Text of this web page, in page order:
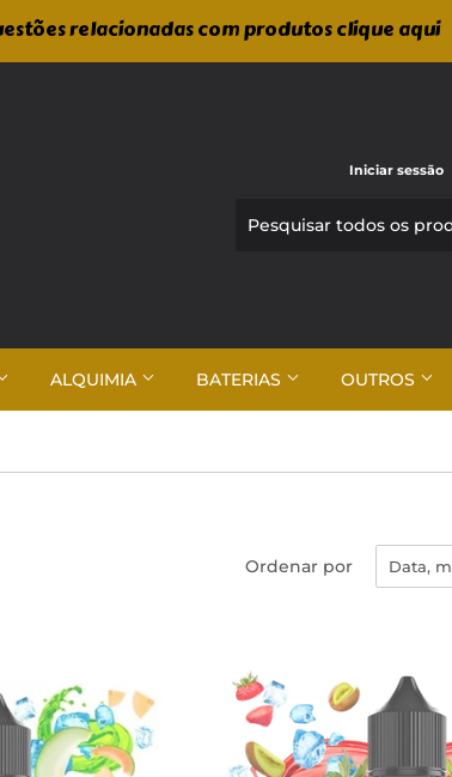
relacionadas com produtos clique aqui
Iniciar sessão
ALQUIMIA BATERIAS OUTROS
Ordenar por